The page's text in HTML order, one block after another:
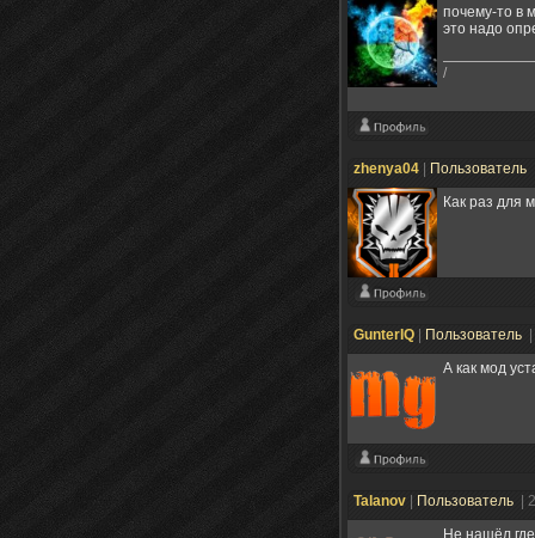
почему-то в
это надо
/
zhenya04 Пользователь
Как раз для
GunterIQ Пользователь
А как мод
Talanov Пользователь
|